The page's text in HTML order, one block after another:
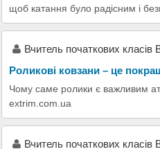
щоб катання було радісним і
Вчитель початкових класів
Роликові ковзани – це
Чому саме ролики є важливим
extrim.com.ua
Вчитель початкових класів